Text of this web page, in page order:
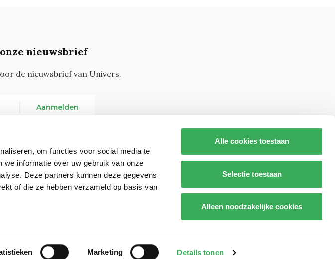
om functies voor social media te
we informatie over uw gebruik van onze
Deze partners kunnen deze gegevens
of die ze hebben verzameld op basis van
Marketing Details tonen
Alle cookies toestaan
Selectie toestaan
Alleen noodzakelijke cookies
nieuwsbrief
de nieuwsbrief van Univers.
Aanmelden
tips?Neem contact met ons op
Realisatie door: